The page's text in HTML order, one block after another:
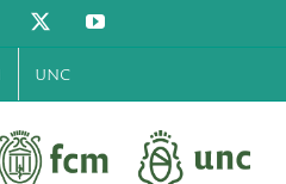
Facebook YouTube
UNC